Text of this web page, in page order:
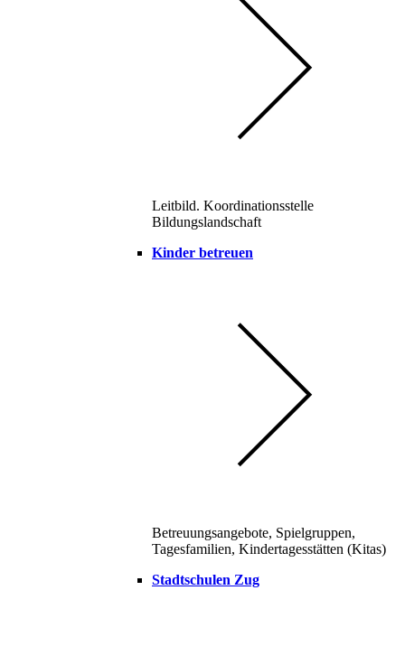
Leitbild. Koordinationsstelle
Bildungslandschaft
Kinder betreuen
Betreuungsangebote, Spielgruppen,
Tagesfamilien, Kindertagesstätten (Kitas)
Stadtschulen Zug